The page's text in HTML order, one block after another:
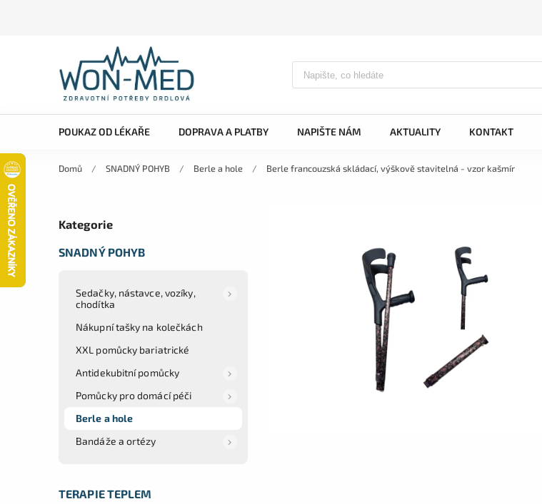
POUKAZ OD LÉKAŘE DOPRAVA A PLATBY NAPIŠTE NÁM AKTUALITY KONTAKT
Domů / SNADNÝ POHYB / Berle a hole / Berle francouzská skládací, výškově stavitelná - vzor kašmír
Kategorie
SNADNÝ POHYB
Sedačky, nástavce, vozíky,
chodítka
Nákupní tašky na kolečkách
XXL pomůcky bariatrické
Antidekubitní pomůcky
Pomůcky pro domácí péči
Berle a hole
Bandáže a ortézy
TERAPIE TEPLEM